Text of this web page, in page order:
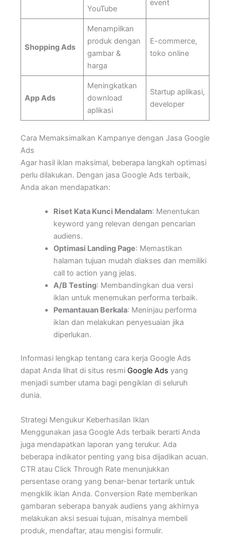
YouTube
event
Shopping Ads
Menampilkan
produk dengan
gambar &
harga
E-commerce,
toko online
App Ads
Meningkatkan
download
aplikasi
Startup aplikasi,
developer
Cara Memaksimalkan Kampanye dengan Jasa Google
Ads
Agar hasil iklan maksimal, beberapa langkah optimasi
perlu dilakukan. Dengan jasa Google Ads terbaik,
Anda akan mendapatkan:
Riset Kata Kunci Mendalam: Menentukan
keyword yang relevan dengan pencarian
audiens.
Optimasi Landing Page: Memastikan
halaman tujuan mudah diakses dan memiliki
call to action yang jelas.
A/B Testing: Membandingkan dua versi
iklan untuk menemukan performa terbaik.
Pemantauan Berkala: Meninjau performa
iklan dan melakukan penyesuaian jika
diperlukan.
Informasi lengkap tentang cara kerja Google Ads
dapat Anda lihat di situs resmi Google Ads yang
menjadi sumber utama bagi pengiklan di seluruh
dunia.
Strategi Mengukur Keberhasilan Iklan
Menggunakan jasa Google Ads terbaik berarti Anda
juga mendapatkan laporan yang terukur. Ada
beberapa indikator penting yang bisa dijadikan acuan.
CTR atau Click Through Rate menunjukkan
persentase orang yang benar-benar tertarik untuk
mengklik iklan Anda. Conversion Rate memberikan
gambaran seberapa banyak audiens yang akhirnya
melakukan aksi sesuai tujuan, misalnya membeli
produk, mendaftar, atau mengisi formulir.